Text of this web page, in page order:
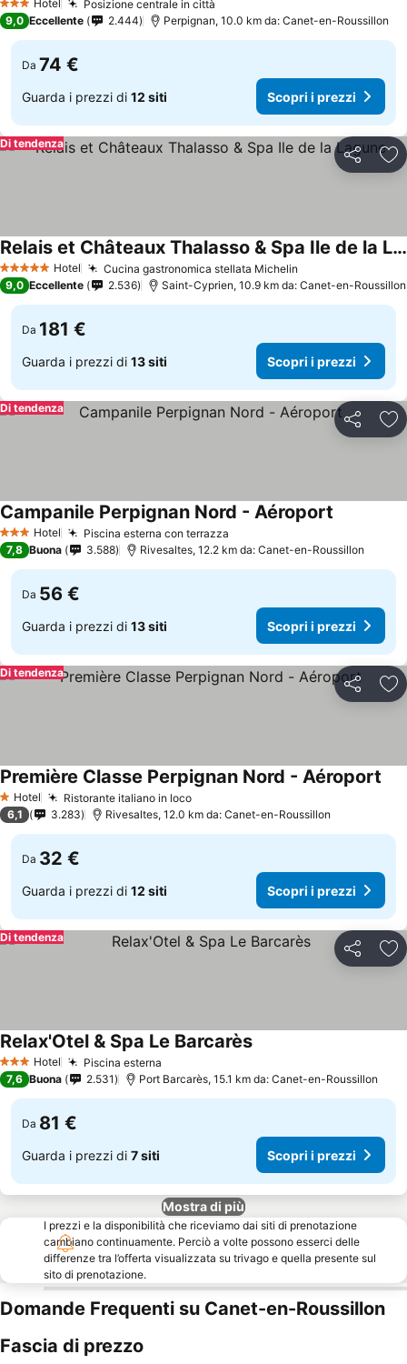
3 StelleHotel Posizione centrale in città
9,0 Eccellente 2.444 Perpignan, 10.0 km da: Canet-en-Roussillon
Da 74 €
Guarda i prezzi di 12 siti Scopri i prezzi
Condividi
Di tendenza
5 Stelle Hotel Cucina gastronomica stellata Michelin
Relais et Châteaux Thalasso & Spa Ile de la Lagune
Scopri i prezzi
9,0 Eccellente 2.536 Saint-Cyprien, 10.9 km da: Canet-en-Roussillon
Da 181 €
Guarda i prezzi di 13 siti Scopri i prezzi
Condividi
Di tendenza
3 StelleHotel Piscina esterna con terrazza
Campanile Perpignan Nord - Aéroport
7,8 Buona 3.588 Rivesaltes, 12.2 km da: Canet-en-Roussillon
Da 56 €
Guarda i prezzi di 13 siti Scopri i prezzi
Condividi
Di tendenza
1 Stelle
Hotel Ristorante italiano in locoScopri i prezzi
Première Classe Perpignan Nord - Aéroport
6,1 3.283 Rivesaltes, 12.0 km da: Canet-en-Roussillon
Da 32 €
Guarda i prezzi di 12 siti Scopri i prezzi
Condividi
Di tendenza
3 StelleHotel Piscina esterna
Relax'Otel & Spa Le BarcarèsScopri i prezzi
7,6 Buona 2.531 Port Barcarès, 15.1 km da: Canet-en-Roussillon
Da 81 €
Guarda i prezzi di 7 siti Scopri i prezzi
Mostra di più
I prezzi e la disponibilità che riceviamo dai siti di prenotazione
cambiano continuamente. Perciò a volte possono esserci delle
differenze tra l’offerta visualizzata su trivago e quella presente sul
sito di prenotazione.
Domande Frequenti su Canet-en-Roussillon
Fascia di prezzo